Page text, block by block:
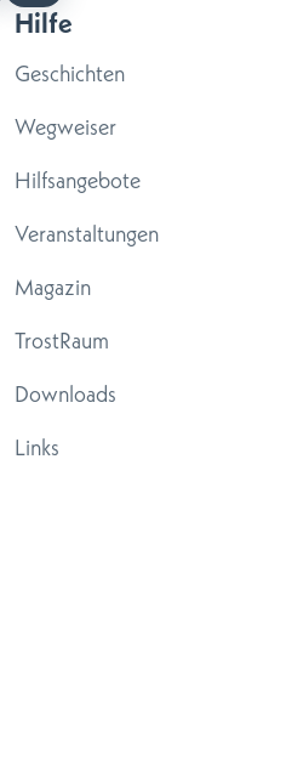
Hilfe
Geschichten
Wegweiser
Hilfsangebote
Veranstaltungen
Magazin
TrostRaum
Downloads
Links